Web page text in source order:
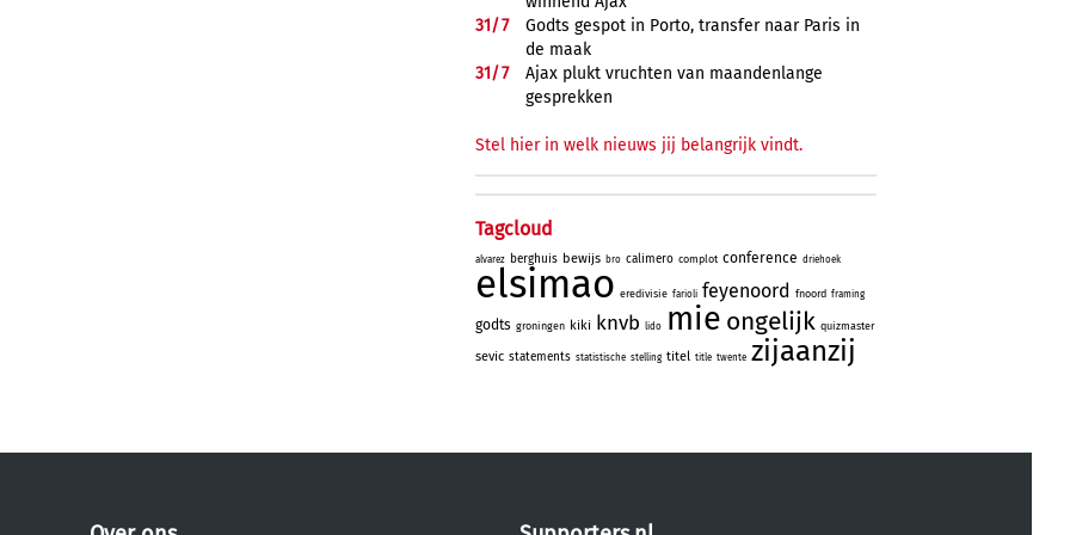
31/7
Godts gespot in Porto, transfer naar Paris in
de maak
31/7
Ajax plukt vruchten van maandenlange
gesprekken
Stel hier in welk nieuws jij belangrijk vindt.
Tagcloud
alvarez berghuis bewijs bro calimero complot conference driehoek
elsimao eredivisie farioli feyenoord fnoord framing
godts groningen kiki knvb lido mie ongelijk quizmaster
sevic statements statistische stelling titel title twente zijaanzij